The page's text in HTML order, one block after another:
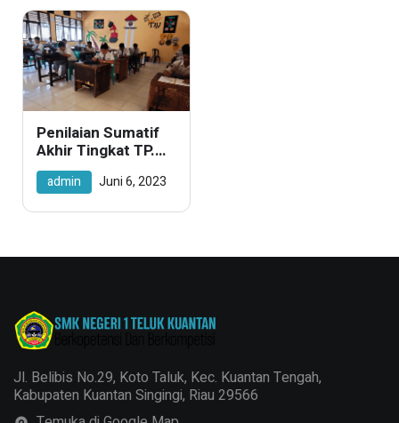
Penilaian Sumatif
Akhir Tingkat TP.
2022/2023
admin Juni 6, 2023
Jl. Belibis No.29, Koto Taluk, Kec. Kuantan Tengah,
Kabupaten Kuantan Singingi, Riau 29566